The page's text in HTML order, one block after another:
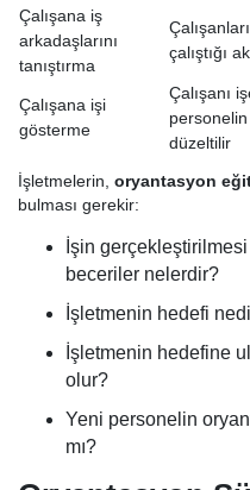
Çalışana iş
arkadaşlarını
tanıştırma
çalıştığı
Çalışana işi
gösterme
Çalışanı
düzeltilir
İşletmelerin, oryantasyon
bulması gerekir:
İşin
beceriler nelerdir?
İşletmenin hedefi
İşletmenin hedefine
olur?
Yeni personelin
mı?